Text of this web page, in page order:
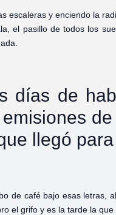
escaleras y enciendo la
el pasillo de todos los
días de
llegó
de café bajo esas letras,
el grifo y es la tarde la